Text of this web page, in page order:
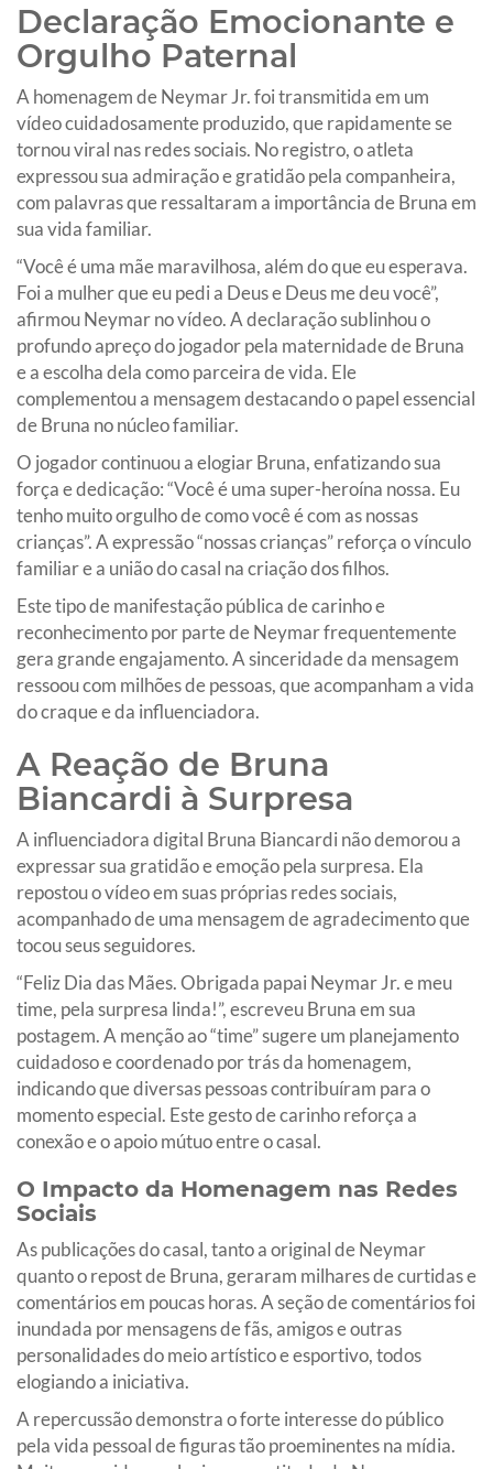
Declaração Emocionante e
Orgulho Paternal
A homenagem de Neymar Jr. foi transmitida em um
vídeo cuidadosamente produzido, que rapidamente se
tornou viral nas redes sociais. No registro, o atleta
expressou sua admiração e gratidão pela companheira,
com palavras que ressaltaram a importância de Bruna em
sua vida familiar.
“Você é uma mãe maravilhosa, além do que eu esperava.
Foi a mulher que eu pedi a Deus e Deus me deu você”,
afirmou Neymar no vídeo. A declaração sublinhou o
profundo apreço do jogador pela maternidade de Bruna
e a escolha dela como parceira de vida. Ele
complementou a mensagem destacando o papel essencial
de Bruna no núcleo familiar.
O jogador continuou a elogiar Bruna, enfatizando sua
força e dedicação: “Você é uma super-heroína nossa. Eu
tenho muito orgulho de como você é com as nossas
crianças”. A expressão “nossas crianças” reforça o vínculo
familiar e a união do casal na criação dos filhos.
Este tipo de manifestação pública de carinho e
reconhecimento por parte de Neymar frequentemente
gera grande engajamento. A sinceridade da mensagem
ressoou com milhões de pessoas, que acompanham a vida
do craque e da influenciadora.
A Reação de Bruna
Biancardi à Surpresa
A influenciadora digital Bruna Biancardi não demorou a
expressar sua gratidão e emoção pela surpresa. Ela
repostou o vídeo em suas próprias redes sociais,
acompanhado de uma mensagem de agradecimento que
tocou seus seguidores.
“Feliz Dia das Mães. Obrigada papai Neymar Jr. e meu
time, pela surpresa linda!”, escreveu Bruna em sua
postagem. A menção ao “time” sugere um planejamento
cuidadoso e coordenado por trás da homenagem,
indicando que diversas pessoas contribuíram para o
momento especial. Este gesto de carinho reforça a
conexão e o apoio mútuo entre o casal.
O Impacto da Homenagem nas Redes
Sociais
As publicações do casal, tanto a original de Neymar
quanto o repost de Bruna, geraram milhares de curtidas e
comentários em poucas horas. A seção de comentários foi
inundada por mensagens de fãs, amigos e outras
personalidades do meio artístico e esportivo, todos
elogiando a iniciativa.
A repercussão demonstra o forte interesse do público
pela vida pessoal de figuras tão proeminentes na mídia.